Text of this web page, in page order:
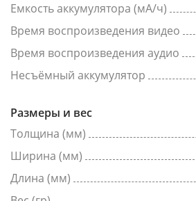
Емкость аккумулятора (мА/ч)
Время воспроизведения видео
Время воспроизведения аудио
Несъёмный аккумулятор
Размеры и вес
Толщина (мм)
Ширина (мм)
Длина (мм)